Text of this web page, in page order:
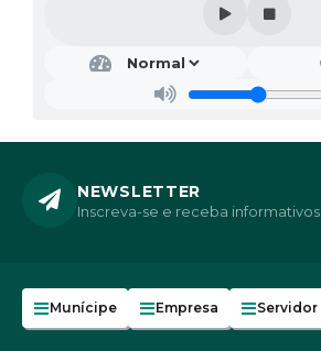
NEWSLETTER
Inscreva-se e receba informativos
Munícipe Empresa Servidor